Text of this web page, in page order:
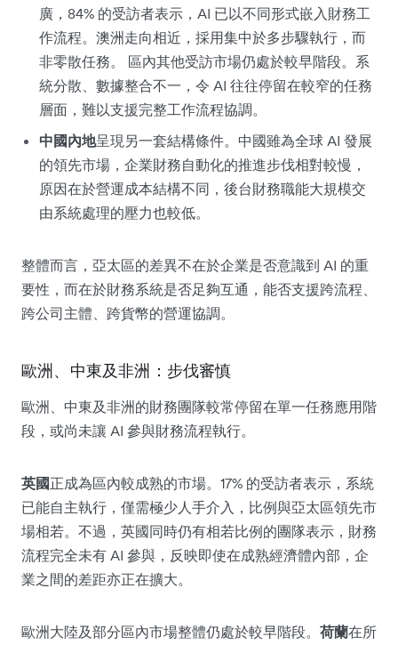
廣，84% 的受訪者表示，AI 已以不同形式嵌入財務工
作流程。澳洲走向相近，採用集中於多步驟執行，而
非零散任務。 區內其他受訪市場仍處於較早階段。系
統分散、數據整合不一，令 AI 往往停留在較窄的任務
層面，難以支援完整工作流程協調。
中國內地呈現另一套結構條件。中國雖為全球 AI 發展
的領先市場，企業財務自動化的推進步伐相對較慢，
原因在於營運成本結構不同，後台財務職能大規模交
由系統處理的壓力也較低。
整體而言，亞太區的差異不在於企業是否意識到 AI 的重
要性，而在於財務系統是否足夠互通，能否支援跨流程、
跨公司主體、跨貨幣的營運協調。
歐洲、中東及非洲：步伐審慎
歐洲、中東及非洲的財務團隊較常停留在單一任務應用階
段，或尚未讓 AI 參與財務流程執行。
英國正成為區內較成熟的市場。17% 的受訪者表示，系統
已能自主執行，僅需極少人手介入，比例與亞太區領先市
場相若。不過，英國同時仍有相若比例的團隊表示，財務
流程完全未有 AI 參與，反映即使在成熟經濟體內部，企
業之間的差距亦正在擴大。
歐洲大陸及部分區內市場整體仍處於較早階段。 荷蘭在所